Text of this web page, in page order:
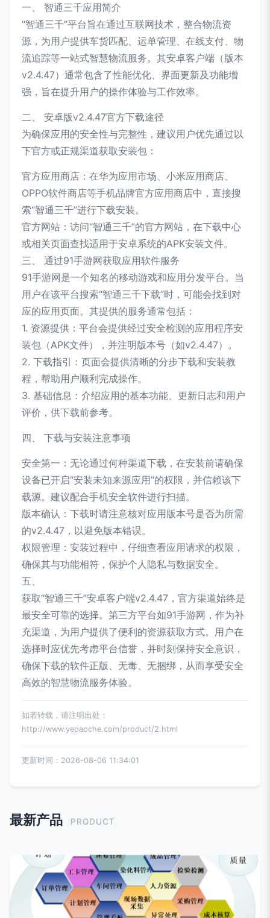
一、 智通三千应用简介
“智通三千”平台旨在通过互联网技术，整合物流资
源，为用户提供车货匹配、运单管理、在线支付、物
流追踪等一站式智慧物流服务。其安卓客户端（版本
v2.4.47）通常包含了性能优化、界面更新及功能增
强，旨在提升用户的操作体验与工作效率。
二、 安卓版v2.4.47官方下载途径
为确保应用的安全性与完整性，建议用户优先通过以
下官方或正规渠道获取安装包：
官方应用商店：在华为应用市场、小米应用商店、
OPPO软件商店等手机品牌官方应用商店中，直接搜
索“智通三千”进行下载安装。
官方网站：访问“智通三千”的官方网站，在下载中心
或相关页面查找适用于安卓系统的APK安装文件。
三、 通过91手游网获取应用软件服务
91手游网是一个知名的移动游戏和应用分发平台。当
用户在该平台搜索“智通三千下载”时，可能会找到对
应的应用页面。其提供的服务通常包括：
1. 资源提供：平台会提供经过安全检测的应用程序安
装包（APK文件），并注明版本号（如v2.4.47）。
2. 下载指引：页面会提供清晰的分步下载和安装教
程，帮助用户顺利完成操作。
3. 基础信息：介绍应用的基本功能、更新日志和用户
评价，供下载前参考。
四、 下载与安装注意事项
安全第一：无论通过何种渠道下载，在安装前请确保
设备已开启“安装未知来源应用”的权限，并信赖该下
载源。建议配合手机安全软件进行扫描。
版本确认：下载时请注意核对应用版本号是否为所需
的v2.4.47，以避免版本错误。
权限管理：安装过程中，仔细查看应用请求的权限，
确保其与功能相符，保护个人隐私与数据安全。
五、
获取“智通三千”安卓客户端v2.4.47，官方渠道始终是
最安全可靠的选择。第三方平台如91手游网，作为补
充渠道，为用户提供了便利的资源获取方式。用户在
选择时应优先考虑平台信誉，并时刻保持安全意识，
确保下载的软件正版、无毒、无捆绑，从而享受安全
高效的智慧物流服务体验。
如若转载，请注明出处：
http://www.yepaoche.com/product/2.html
更新时间：2026-08-06 11:34:01
最新产品 PRODUCT